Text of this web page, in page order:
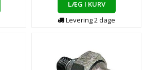
LÆG I KURV
Levering2dage